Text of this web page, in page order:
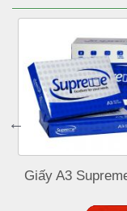
Giấy A3